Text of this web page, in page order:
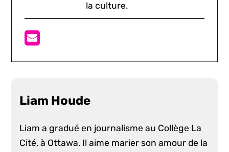
la culture.
Liam Houde
Liam a gradué en journalisme au Collège La
Cité, à Ottawa. Il aime marier son amour de la